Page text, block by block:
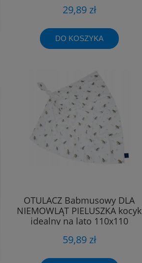
29,89 zł
DO KOSZYKA
OTULACZ Babmusowy DLA
NIEMOWLĄT PIELUSZKA kocyk
idealny na lato 110x110
59,89 zł